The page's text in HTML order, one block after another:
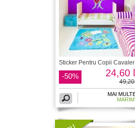
Sticker Pentru Copii Cavaler
-50% 24,60
MAI